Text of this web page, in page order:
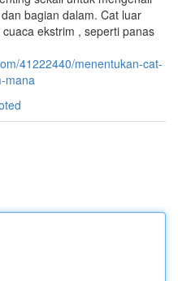
bagian dalam. Cat luar
ekstrim , seperti panas
41222440/menentukan-cat-
mana